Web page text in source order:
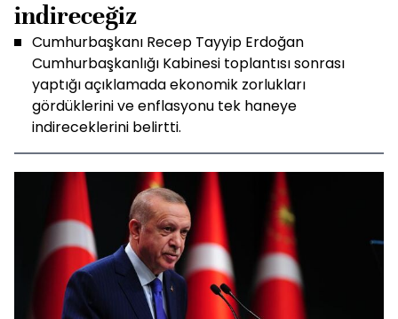
indireceğiz
Cumhurbaşkanı Recep Tayyip Erdoğan
Cumhurbaşkanlığı Kabinesi toplantısı sonrası
yaptığı açıklamada ekonomik zorlukları
gördüklerini ve enflasyonu tek haneye
indireceklerini belirtti.